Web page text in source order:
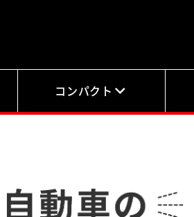
コンパクト